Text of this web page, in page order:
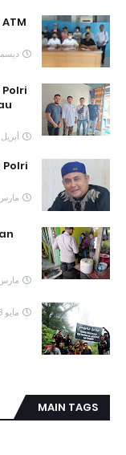
ديسمبر 20,
أبريل 09, 2026
مارس 22,
مارس 29,
مايو 18, 2026
MAIN TAGS